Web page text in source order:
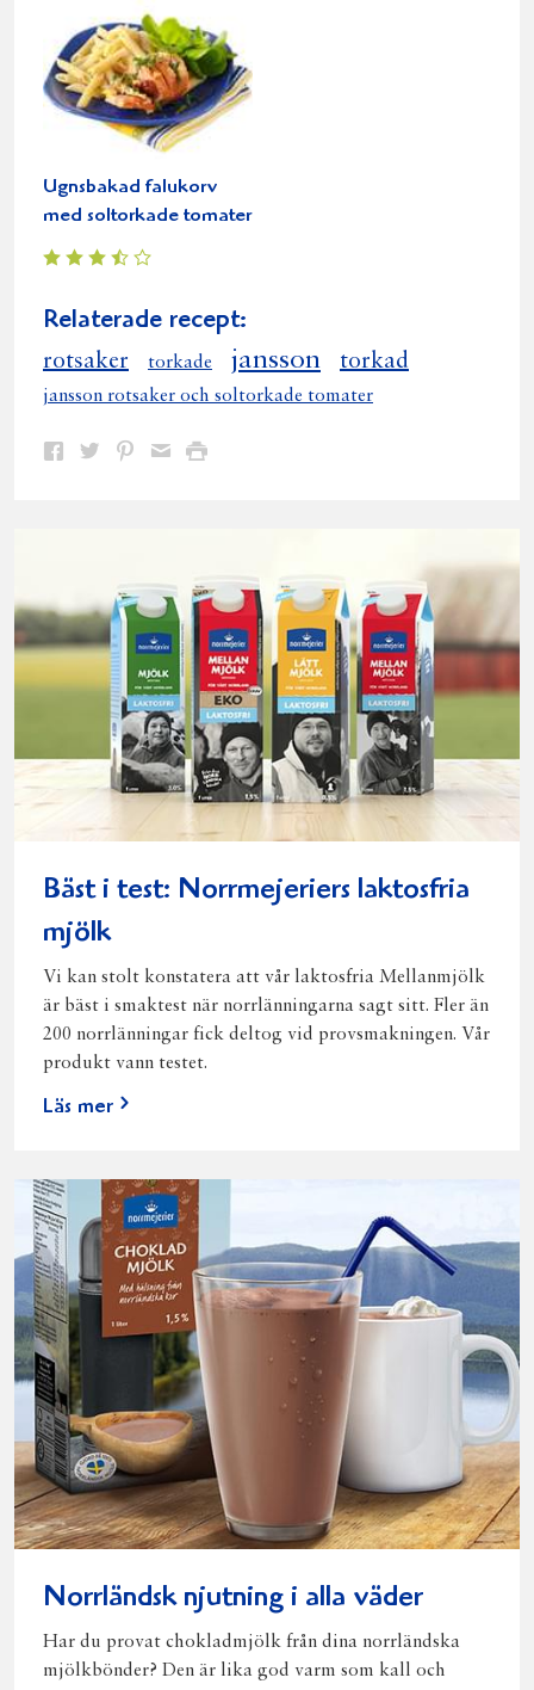
Ugnsbakad falukorv
med soltorkade tomater
Relaterade recept:
rotsaker torkade jansson torkad
jansson rotsaker och soltorkade tomater
Dela Dela Dela DelaSkriv
Bäst i test: Norrmejeriers laktosfria
mjölk
Vi kan stolt konstatera att vår laktosfria Mellanmjölk
är bäst i smaktest när norrlänningarna sagt sitt. Fler än
200 norrlänningar fick deltog vid provsmakningen. Vår
produkt vann testet.
Läs mer
Norrländsk njutning i alla väder
Har du provat chokladmjölk från dina norrländska
mjölkbönder? Den är lika god varm som kall och